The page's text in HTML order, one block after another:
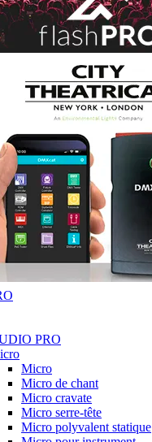
PRO
Micro
Micro de chant
Micro cravate
Micro serre-tête
Micro polyvalent statique